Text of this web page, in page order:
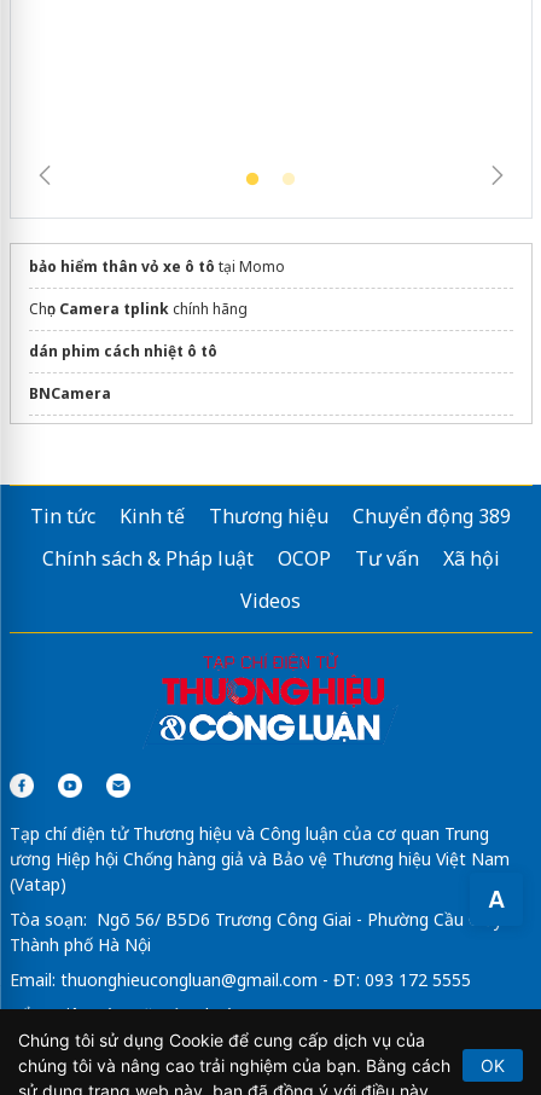
A
bảo hiểm thân vỏ xe ô tô tại Momo
Chọn Camera tplinkchính hãng
dán phim cách nhiệt ô tô
BNCamera
lắp đặt khoá vân tay hiệp bình
Báo giáCamera mini cúc áonhỏ gọn
https://dof.zone/fujifilm-x100-mark-vi-x100vi-chinh-hang-
Tin tức Kinh tế Thương hiệu
Chuyển động 389
Chính sách & Pháp luật
OCOP Tư vấn
Xã hội
Videos
Tạp chí điện tử Thương hiệu và Công luận của cơ quan Trung
ương Hiệp hội Chống hàng giả và Bảo vệ Thương hiệu Việt Nam
(Vatap)
Tòa soạn: Ngõ 56/ B5D6 Trương Công Giai - Phường Cầu Giấy -
Thành phố Hà Nội
Email: thuonghieucongluan@gmail.com - ĐT: 093 172 5555
Tổng Biên Tập: Vũ Đức Thuận
Giấy phép hoạt động báo chí điện tử số 64/GP-BTTTT do Bộ
Thông tin và Truyền thông cấp ngày 21/2/2020.
Chúng tôi sử dụng Cookie để cung cấp dịch vụ của
chúng tôi và nâng cao trải nghiệm của bạn. Bằng cách
sử dụng trang web này, bạn đã đồng ý với điều này.
OK